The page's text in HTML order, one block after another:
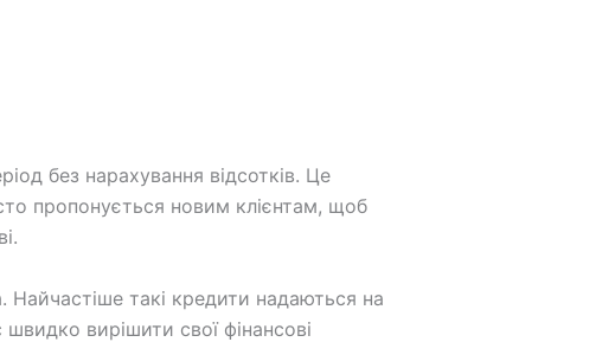
без нарахування відсотків. Це
пропонується новим клієнтам, щоб
такі кредити надаються на
вирішити свої фінансові